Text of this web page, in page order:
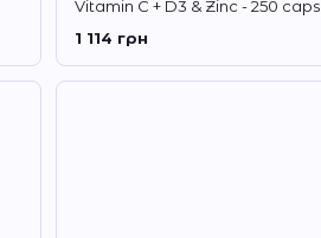
Vitamin C + D3 & Zinc - 250 caps
1 114 грн